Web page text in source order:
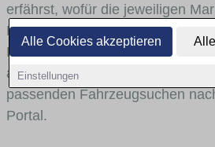
Alle Cookies akzeptieren
Einstellungen
erfährst, wofür die jeweiligen
Fahrzeugklassen sie abdecken
Modellwelten unterscheiden.
aus gelangst du mit internen
passenden Fahrzeugsuchen
Portal.